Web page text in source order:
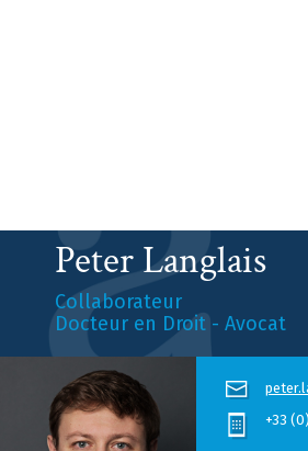
Peter Langlais
Collaborateur
Docteur en Droit - Avocat
+33